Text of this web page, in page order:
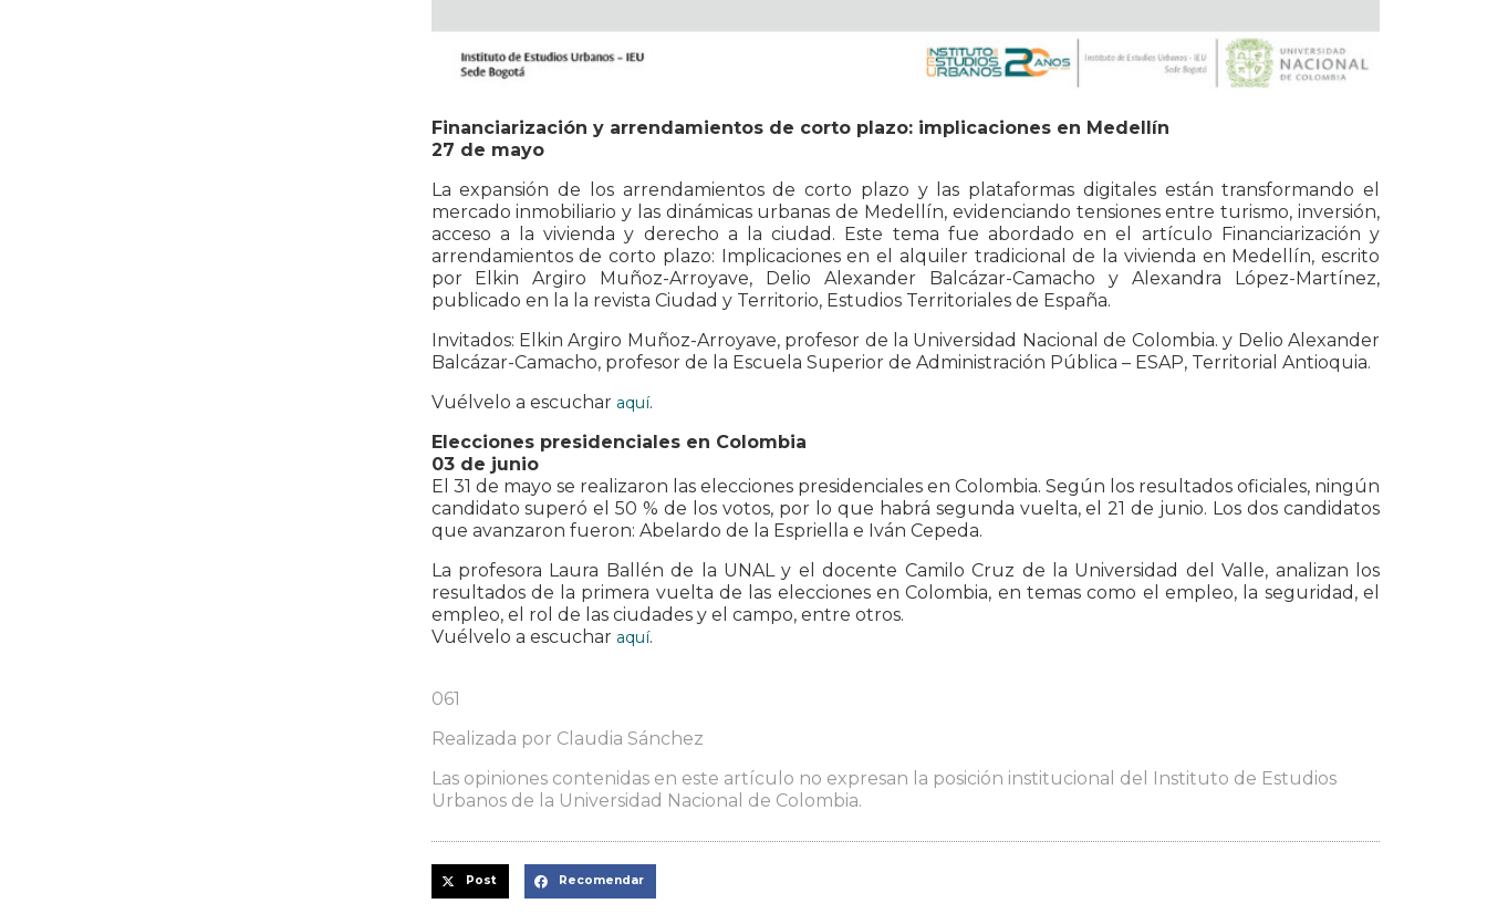
Financiarización y arrendamientos de corto plazo: implicaciones en Medellín
27 de mayo
La expansión de los arrendamientos de corto plazo y las plataformas digitales están transformando el
mercado inmobiliario y las dinámicas urbanas de Medellín, evidenciando tensiones entre turismo, inversión,
acceso a la vivienda y derecho a la ciudad. Este tema fue abordado en el artículo Financiarización y
arrendamientos de corto plazo: Implicaciones en el alquiler tradicional de la vivienda en Medellín, escrito
por Elkin Argiro Muñoz-Arroyave, Delio Alexander Balcázar-Camacho y Alexandra López-Martínez,
publicado en la la revista Ciudad y Territorio, Estudios Territoriales de España.
Invitados: Elkin Argiro Muñoz-Arroyave, profesor de la Universidad Nacional de Colombia. y Delio Alexander
Balcázar-Camacho, profesor de la Escuela Superior de Administración Pública – ESAP, Territorial Antioquia.
Vuélvelo a escuchar aquí.
Elecciones presidenciales en Colombia
03 de junio
El 31 de mayo se realizaron las elecciones presidenciales en Colombia. Según los resultados oficiales, ningún
candidato superó el 50 % de los votos, por lo que habrá segunda vuelta, el 21 de junio. Los dos candidatos
que avanzaron fueron: Abelardo de la Espriella e Iván Cepeda.
La profesora Laura Ballén de la UNAL y el docente Camilo Cruz de la Universidad del Valle, analizan los
resultados de la primera vuelta de las elecciones en Colombia, en temas como el empleo, la seguridad, el
empleo, el rol de las ciudades y el campo, entre otros.
Vuélvelo a escuchar aquí.
061
Realizada por Claudia Sánchez
Las opiniones contenidas en este artículo no expresan la posición institucional del Instituto de Estudios
Urbanos de la Universidad Nacional de Colombia.
Post Recomendar